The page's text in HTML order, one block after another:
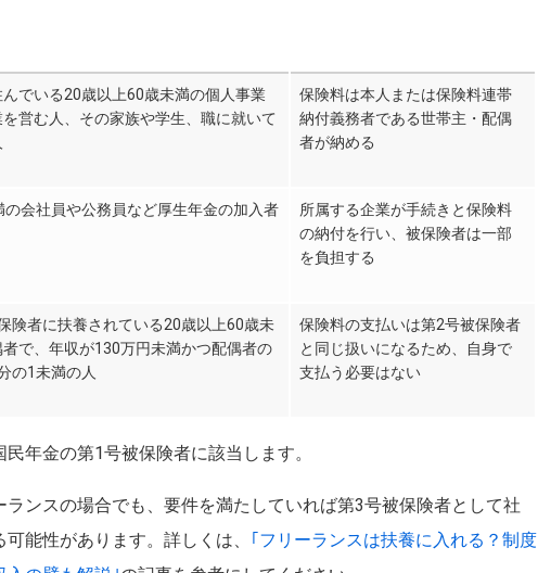
んでいる20歳以上60歳未満の個人事業
を営む人、その家族や学生、職に就いて
保険料は本人または保険料連帯
納付義務者である世帯主・配偶
者が納める
の会社員や公務員など厚生年金の加入者
所属する企業が手続きと保険料
の納付を行い、被保険者は一部
を負担する
険者に扶養されている20歳以上60歳未
で、年収が130万円未満かつ配偶者の
の1未満の人
保険料の支払いは第2号被保険者
と同じ扱いになるため、自身で
支払う必要はない
年金の第1号被保険者に該当します。
ンスの場合でも、要件を満たしていれば第3号被保険者として社
能性があります。詳しくは、
｢フリーランスは扶養に入れる？制度